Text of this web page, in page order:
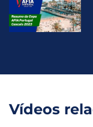
Vídeos